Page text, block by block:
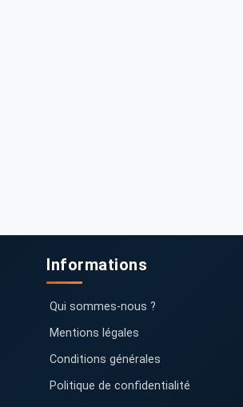
Informations
Qui sommes-nous ?
Mentions légales
Conditions générales
Politique de confidentialité